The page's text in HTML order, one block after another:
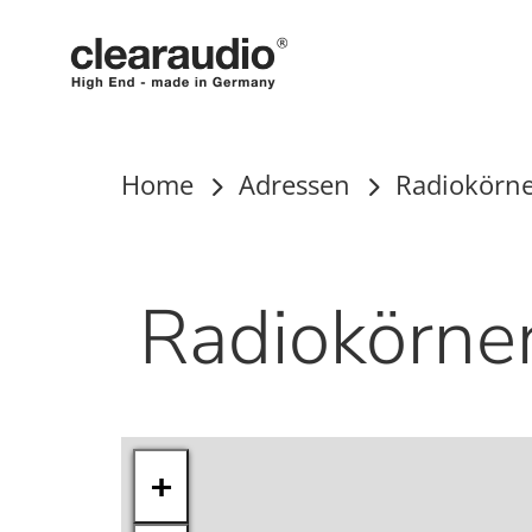
Home Adressen
+